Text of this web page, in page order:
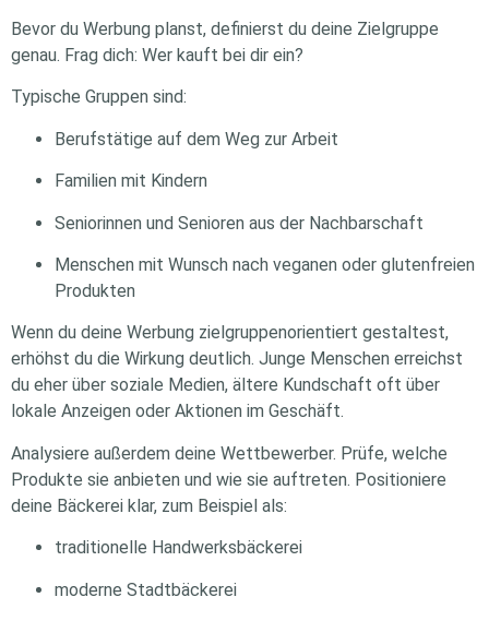
Bevor du Werbung planst, definierst du deine Zielgruppe
genau. Frag dich: Wer kauft bei dir ein?
Typische Gruppen sind:
Berufstätige auf dem Weg zur Arbeit
Familien mit Kindern
Seniorinnen und Senioren aus der Nachbarschaft
Menschen mit Wunsch nach veganen oder glutenfreien
Produkten
Wenn du deine Werbung zielgruppenorientiert gestaltest,
erhöhst du die Wirkung deutlich. Junge Menschen erreichst
du eher über soziale Medien, ältere Kundschaft oft über
lokale Anzeigen oder Aktionen im Geschäft.
Analysiere außerdem deine Wettbewerber. Prüfe, welche
Produkte sie anbieten und wie sie auftreten. Positioniere
deine Bäckerei klar, zum Beispiel als:
traditionelle Handwerksbäckerei
moderne Stadtbäckerei